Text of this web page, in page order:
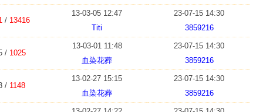
/ 13416
13-03-05 12:47
Titi
23-07-15 14:30
3859216
/ 1025
13-03-01 11:48
血染花葬
23-07-15 14:30
3859216
/ 1148
13-02-27 15:15
血染花葬
23-07-15 14:30
3859216